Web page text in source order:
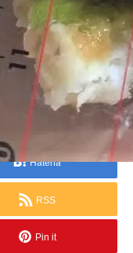
Hatena
RSS
Pin it